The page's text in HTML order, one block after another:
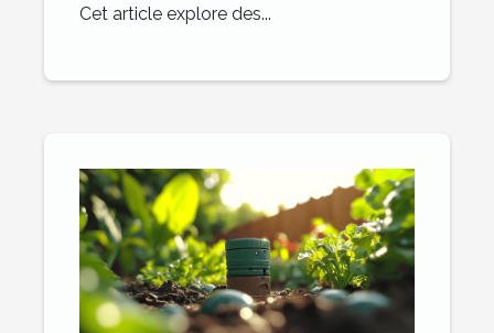
Cet article explore des...